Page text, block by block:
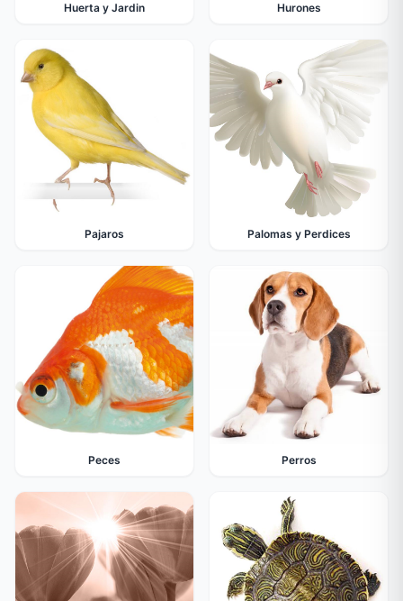
Huerta y Jardin Hurones
Pajaros Palomas y Perdices
Peces Perros